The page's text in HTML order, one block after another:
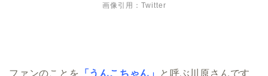
画像引用：Twitter
ファンのことを 「うんこちゃん」 と呼ぶ川原さんです